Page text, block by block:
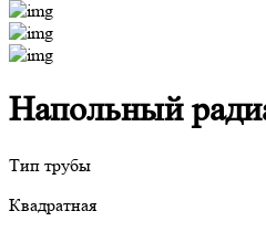
Напольный
Тип трубы
Квадратная